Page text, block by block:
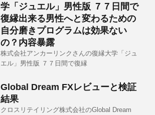
学「ジュエル」男性版 ７７日間で
復縁出来る男性へと変わるための
自分磨きプログラムは効果ない
の？内容暴露
株式会社アンカーリンクさんの復縁大学「ジュ
エル」男性版 ７７日間で復縁
Global Dream FXレビューと検証
結果
クロスリテイリング株式会社のGlobal Dream